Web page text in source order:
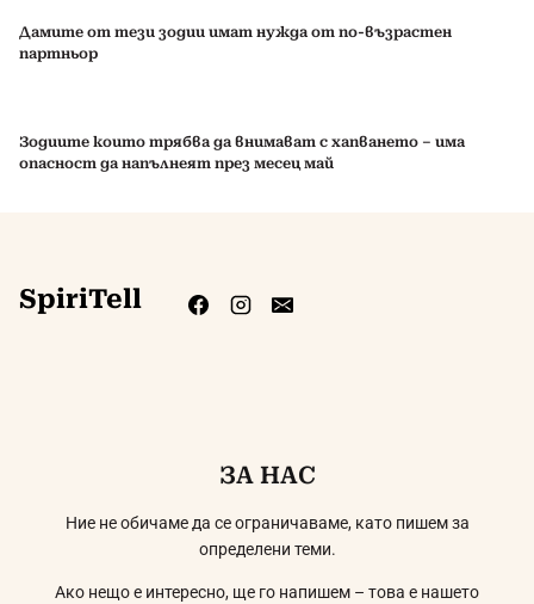
Дамите от тези зодии имат нужда от по-възрастен
партньор
Зодиите които трябва да внимават с хапването – има
опасност да напълнеят през месец май
SpiriTell
ЗА НАС
Ние не обичаме да се ограничаваме, като пишем за
определени теми.
Ако нещо е интересно, ще го напишем – това е нашето